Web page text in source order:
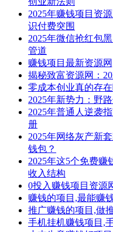
2025年赚钱项目资
识付费突围
2025年微信抢红包
管道
赚钱项目最新资源
揭秘致富资源网：
零成本创业真的存
2025年新势力：野
2025年普通人逆袭
册
2025年网络灰产新
钱包？
2025年这5个免费赚
收入结构
0投入赚钱项目资源
赚钱的项目,最能赚
推广赚钱的项目,做
手机挂机赚钱项目,